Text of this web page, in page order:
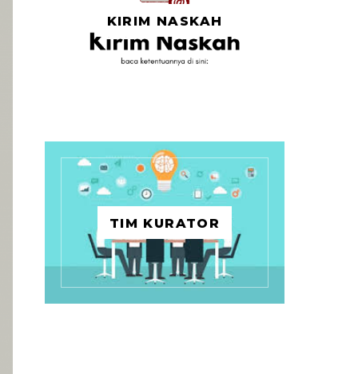
KIRIM NASKAH
TIM KURATOR